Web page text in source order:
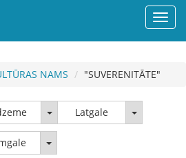
NAMS "SUVERENITĀTE"
VidzemeLatgale Latgale
Zemgale